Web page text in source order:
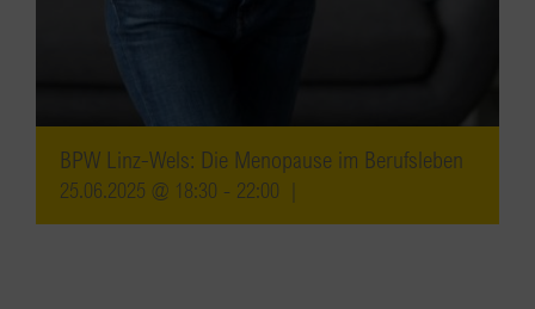
BPW Linz-Wels: Die Menopause im Berufsleben
25.06.2025 @ 18:30 - 22:00